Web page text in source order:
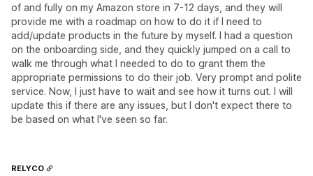
of and fully on my Amazon store in 7-12 days, and they will
provide me with a roadmap on how to do it if I need to
add/update products in the future by myself. I had a question
on the onboarding side, and they quickly jumped on a call to
walk me through what I needed to do to grant them the
appropriate permissions to do their job. Very prompt and polite
service. Now, I just have to wait and see how it turns out. I will
update this if there are any issues, but I don't expect there to
be based on what I've seen so far.
RELYCO